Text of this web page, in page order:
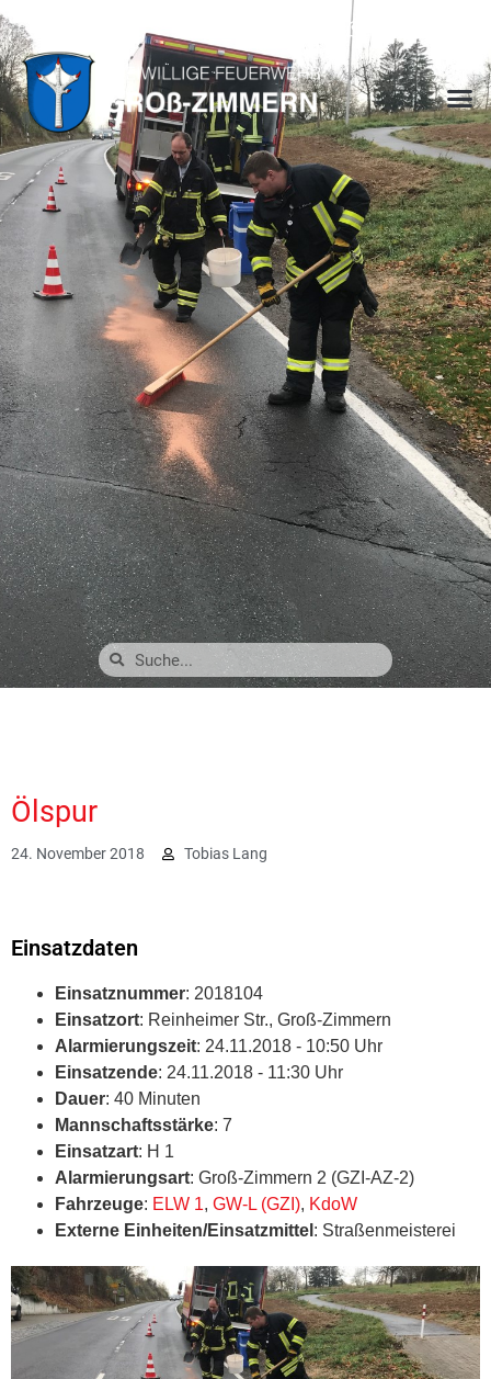
Ölspur
24. November 2018 Tobias Lang
Einsatzdaten
Einsatznummer: 2018104
Einsatzort: Reinheimer Str., Groß-Zimmern
Alarmierungszeit: 24.11.2018 - 10:50 Uhr
Einsatzende: 24.11.2018 - 11:30 Uhr
Dauer: 40 Minuten
Mannschaftsstärke: 7
Einsatzart: H 1
Alarmierungsart: Groß-Zimmern 2 (GZI-AZ-2)
Fahrzeuge: ELW 1, GW-L (GZI), KdoW
Externe Einheiten/Einsatzmittel : Straßenmeisterei